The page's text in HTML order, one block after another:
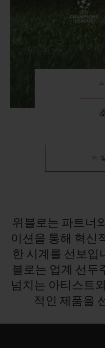
더
위블로는 파트너
이션을 통해 혁신
한 시계를 선보입
블로는 업계 선두
넘치는 아티스트
적인 제품을